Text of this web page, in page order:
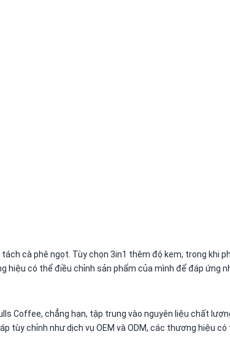
cà phê ngọt. Tùy chọn 3in1 thêm độ kem, trong khi
hiệu có thể điều chỉnh sản phẩm của mình để đáp ứng
Coffee, chẳng hạn, tập trung vào nguyên liệu chất
tùy chỉnh như dịch vụ OEM và ODM, các thương hiệu